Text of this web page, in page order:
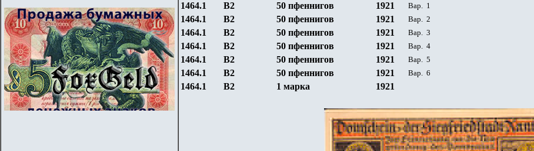
1464.1
B2 50 пфеннигов 1921 Вар. 1
1464.1
B2 50 пфеннигов 1921 Вар. 2
1464.1
B2 50 пфеннигов 1921 Вар. 3
1464.1
B2 50 пфеннигов 1921 Вар. 4
1464.1
B2 50 пфеннигов 1921 Вар. 5
1464.1
B2 50 пфеннигов 1921 Вар. 6
1464.1
B2 1 марка 1921